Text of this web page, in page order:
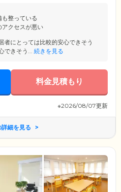
も整っている
クセスが悪い
者にとっては比較的安心できそう
できそう... 続きを見る
料金見積もり
※2026/08/07更新
細を見る